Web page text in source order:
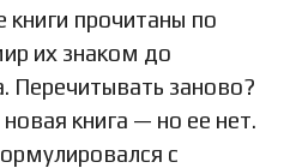
прочитаны по
их знаком до
Перечитывать заново?
книга — но ее нет.
с